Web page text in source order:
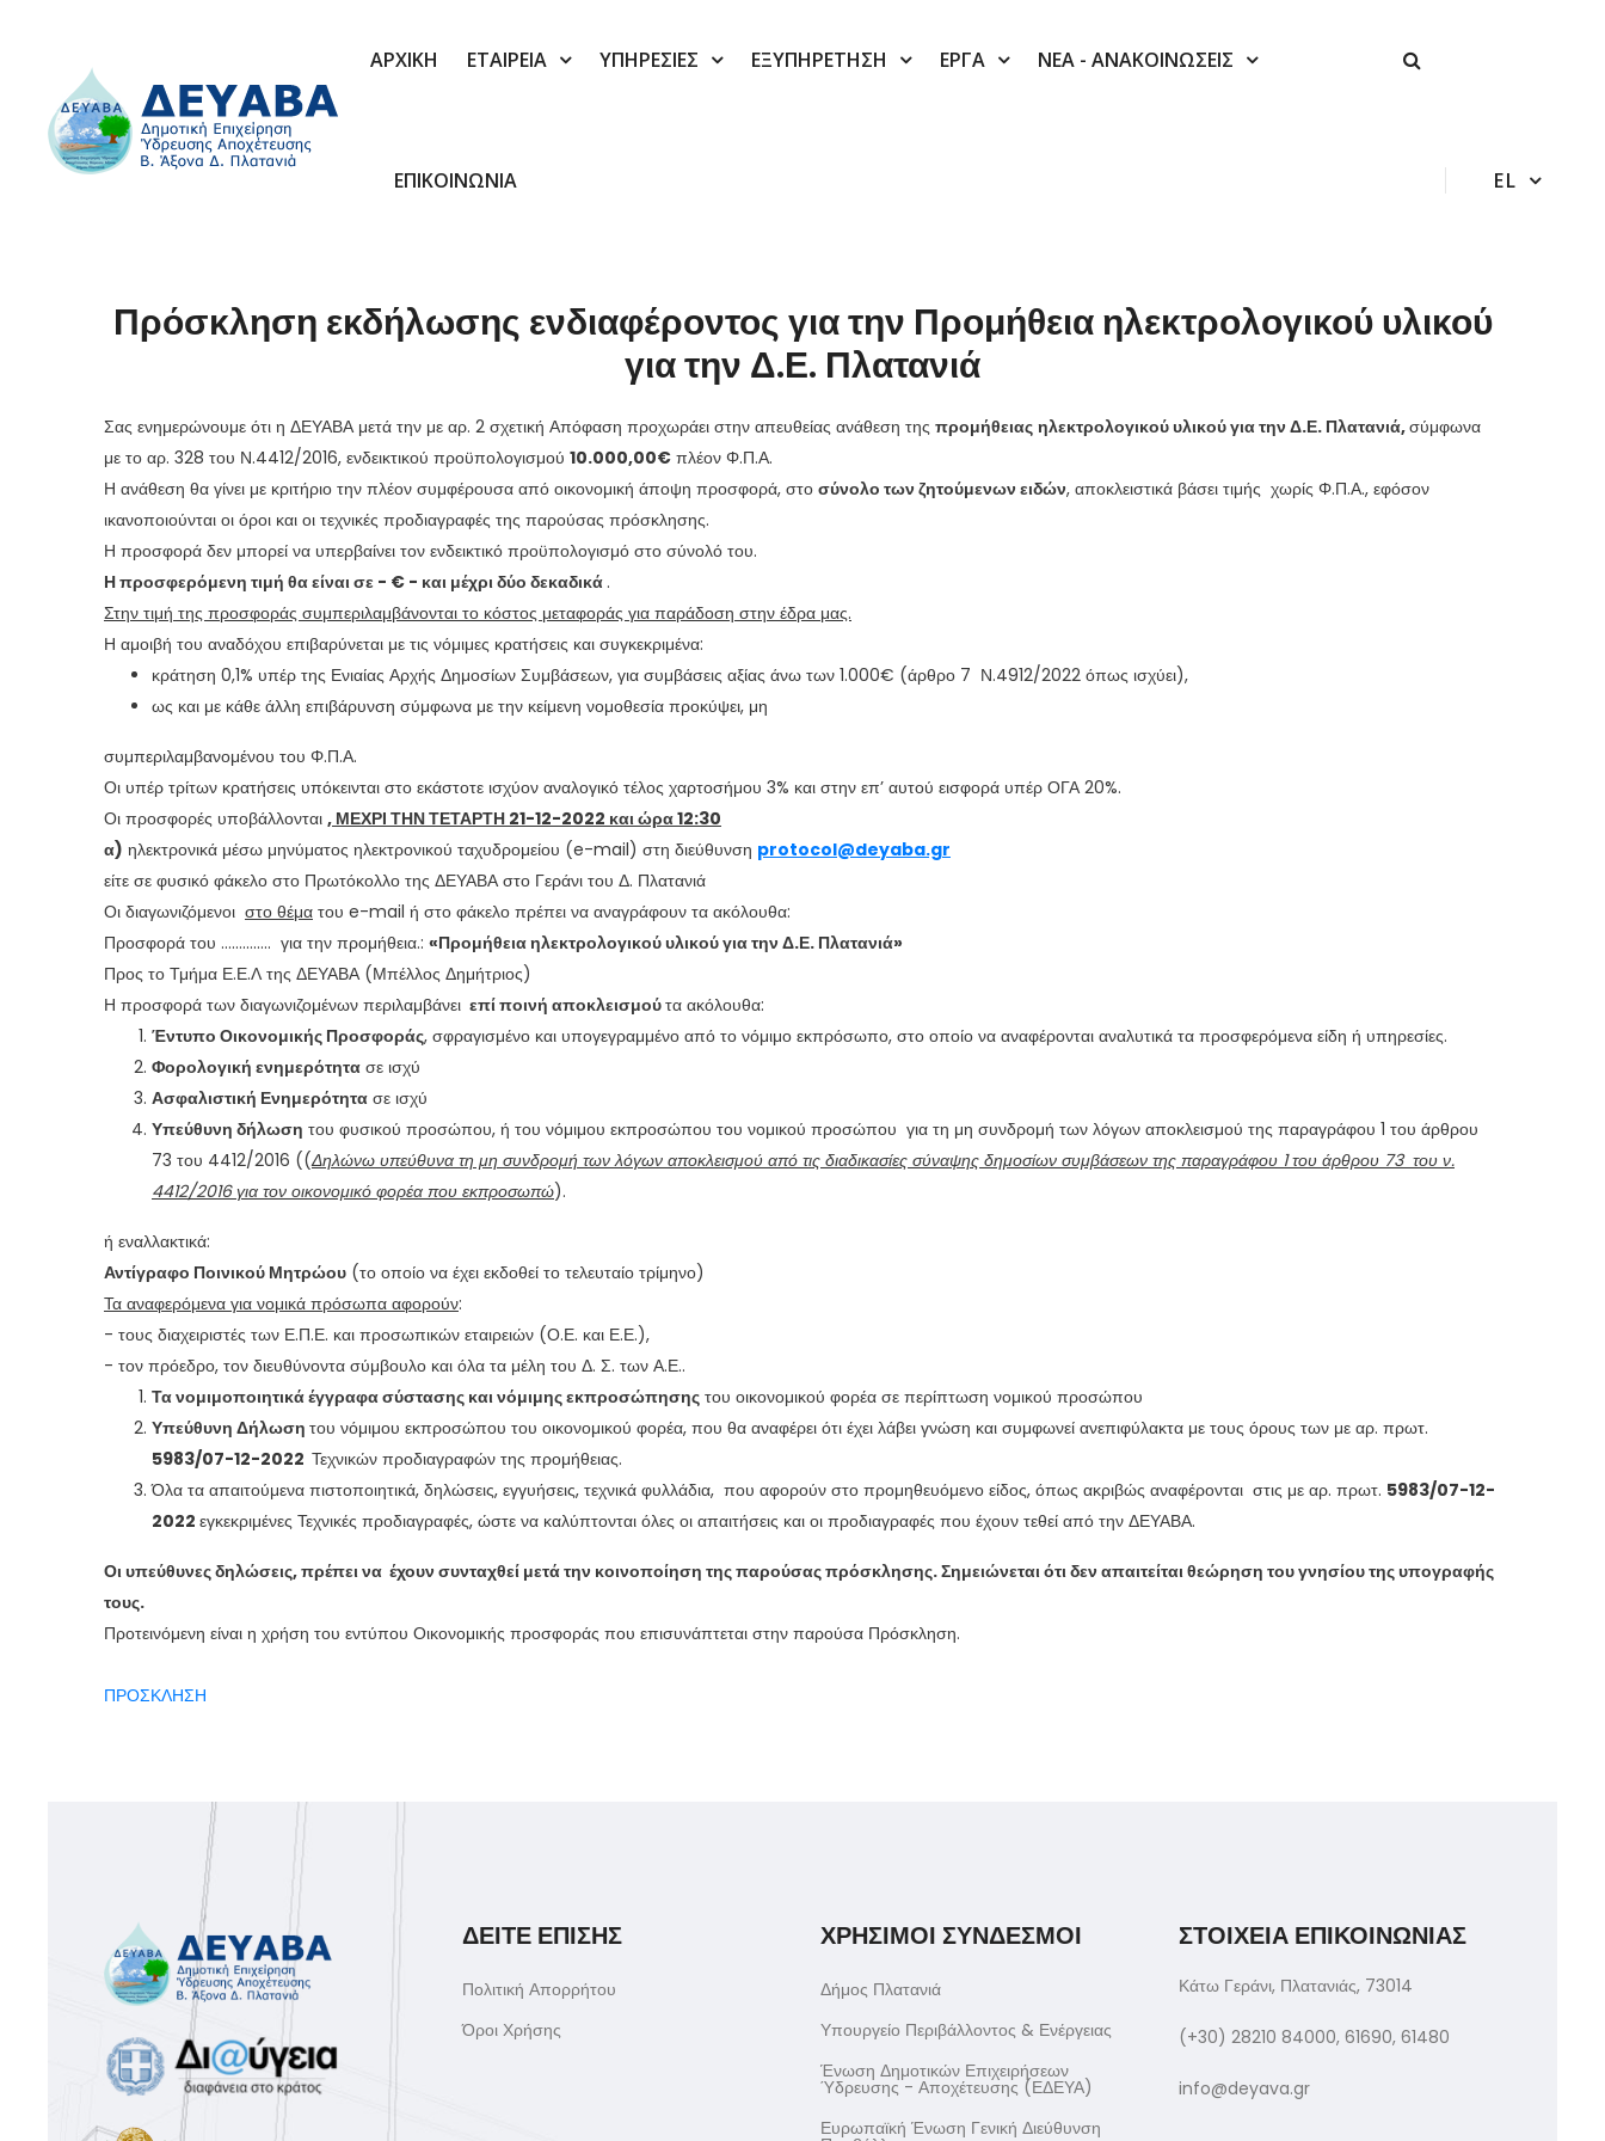
ΑΡΧΙΚΗ ΕΤΑΙΡΕΙΑ ΥΠΗΡΕΣΙΕΣ ΕΞΥΠΗΡΕΤΗΣΗ ΕΡΓΑ ΝΕΑ - ΑΝΑΚΟΙΝΩΣΕΙΣ
ΕΠΙΚΟΙΝΩΝΙΑ EL
Πρόσκληση εκδήλωσης ενδιαφέροντος για την Προμήθεια ηλεκτρολογικού υλικού
για την Δ.Ε. Πλατανιά
Σας ενημερώνουμε ότι η ΔΕΥΑΒΑ μετά την με αρ. 2 σχετική Απόφαση προχωράει στην απευθείας ανάθεση της προμήθειας ηλεκτρολογικού υλικού για την Δ.Ε. Πλατανιά,σύμφωνα
με το αρ. 328 του Ν.4412/2016, ενδεικτικού προϋπολογισμού 10.000,00€ πλέον Φ.Π.Α.
Η ανάθεση θα γίνει με κριτήριο την πλέον συμφέρουσα από οικονομική άποψη προσφορά, στο σύνολο των ζητούμενων ειδών, αποκλειστικά βάσει τιμής χωρίς Φ.Π.Α., εφόσον
ικανοποιούνται οι όροι και οι τεχνικές προδιαγραφές της παρούσας πρόσκλησης.
Η προσφορά δεν μπορεί να υπερβαίνει τον ενδεικτικό προϋπολογισμό στο σύνολό του.
Η προσφερόμενη τιμή θα είναι σε - € - και μέχρι δύο δεκαδικά .
Στην τιμή της προσφοράς συμπεριλαμβάνονται το κόστος μεταφοράς για παράδοση στην έδρα μας.
Η αμοιβή του αναδόχου επιβαρύνεται με τις νόμιμες κρατήσεις και συγκεκριμένα:
κράτηση 0,1% υπέρ της Ενιαίας Αρχής Δημοσίων Συμβάσεων, για συμβάσεις αξίας άνω των 1.000€ (άρθρο 7 Ν.4912/2022 όπως ισχύει),
ως και με κάθε άλλη επιβάρυνση σύμφωνα με την κείμενη νομοθεσία προκύψει, μη
συμπεριλαμβανομένου του Φ.Π.Α.
Οι υπέρ τρίτων κρατήσεις υπόκεινται στο εκάστοτε ισχύον αναλογικό τέλος χαρτοσήμου 3% και στην επ’ αυτού εισφορά υπέρ ΟΓΑ 20%.
Οι προσφορές υποβάλλονται , ΜΕΧΡΙ ΤΗΝ ΤΕΤΑΡΤΗ 21-12-2022 και ώρα 12:30
α) ηλεκτρονικά μέσω μηνύματος ηλεκτρονικού ταχυδρομείου (e-mail) στη διεύθυνση protocol@deyaba.gr
είτε σε φυσικό φάκελο στο Πρωτόκολλο της ΔΕΥΑΒΑ στο Γεράνι του Δ. Πλατανιά
Οι διαγωνιζόμενοι στο θέμα του e-mail ή στο φάκελο πρέπει να αναγράφουν τα ακόλουθα:
Προσφορά του ………….. για την προμήθεια.: «Προμήθεια ηλεκτρολογικού υλικού για την Δ.Ε. Πλατανιά»
Προς το Τμήμα Ε.Ε.Λ της ΔΕΥΑΒΑ (Μπέλλος Δημήτριος)
Η προσφορά των διαγωνιζομένων περιλαμβάνει επί ποινή αποκλεισμούτα ακόλουθα:
Έντυπο Οικονομικής Προσφοράς, σφραγισμένο και υπογεγραμμένο από το νόμιμο εκπρόσωπο, στο οποίο να αναφέρονται αναλυτικά τα προσφερόμενα είδη ή υπηρεσίες.
Φορολογική ενημερότητα σε ισχύ
Ασφαλιστική Ενημερότητα σε ισχύ
Υπεύθυνη δήλωση του φυσικού προσώπου, ή του νόμιμου εκπροσώπου του νομικού προσώπου για τη μη συνδρομή των λόγων αποκλεισμού της παραγράφου 1 του άρθρου
73 του 4412/2016 ((Δηλώνω υπεύθυνα τη μη συνδρομή των λόγων αποκλεισμού από τις διαδικασίες σύναψης δημοσίων συμβάσεων της παραγράφου 1 του άρθρου 73 του ν.
4412/2016 για τον οικονομικό φορέα που εκπροσωπώ).
ή εναλλακτικά:
Αντίγραφο Ποινικού Μητρώου (το οποίο να έχει εκδοθεί το τελευταίο τρίμηνο)
Τα αναφερόμενα για νομικά πρόσωπα αφορούν:
- τους διαχειριστές των Ε.Π.Ε. και προσωπικών εταιρειών (Ο.Ε. και Ε.Ε.),
- τον πρόεδρο, τον διευθύνοντα σύμβουλο και όλα τα μέλη του Δ. Σ. των Α.Ε..
Τα νομιμοποιητικά έγγραφα σύστασης και νόμιμης εκπροσώπησης του οικονομικού φορέα σε περίπτωση νομικού προσώπου
Υπεύθυνη Δήλωση του νόμιμου εκπροσώπου του οικονομικού φορέα, που θα αναφέρει ότι έχει λάβει γνώση και συμφωνεί ανεπιφύλακτα με τους όρους των με αρ. πρωτ.
5983/07-12-2022 Τεχνικών προδιαγραφών της προμήθειας.
Όλα τα απαιτούμενα πιστοποιητικά, δηλώσεις, εγγυήσεις, τεχνικά φυλλάδια, που αφορούν στο προμηθευόμενο είδος, όπως ακριβώς αναφέρονται στις με αρ. πρωτ. 5983/07-12-
2022 εγκεκριμένες Τεχνικές προδιαγραφές, ώστε να καλύπτονται όλες οι απαιτήσεις και οι προδιαγραφές που έχουν τεθεί από την ΔΕΥΑΒΑ.
Οι υπεύθυνες δηλώσεις, πρέπει να έχουν συνταχθεί μετά την κοινοποίηση της παρούσας πρόσκλησης. Σημειώνεται ότι δεν απαιτείται θεώρηση του γνησίου της υπογραφής
τους.
Προτεινόμενη είναι η χρήση του εντύπου Οικονομικής προσφοράς που επισυνάπτεται στην παρούσα Πρόσκληση.
ΠΡΟΣΚΛΗΣΗ
ΔΕΙΤΕ ΕΠΙΣΗΣ
Πολιτική Απορρήτου
Όροι Χρήσης
ΧΡΗΣΙΜΟΙ ΣΥΝΔΕΣΜΟΙ
Δήμος Πλατανιά
Υπουργείο Περιβάλλοντος & Ενέργειας
Ένωση Δημοτικών Επιχειρήσεων
Ύδρευσης - Αποχέτευσης (ΕΔΕΥΑ)
Ευρωπαϊκή Ένωση Γενική Διεύθυνση
ΣΤΟΙΧΕΙΑ ΕΠΙΚΟΙΝΩΝΙΑΣ
Κάτω Γεράνι, Πλατανιάς, 73014
(+30) 28210 84000, 61690, 61480
info@deyava.gr